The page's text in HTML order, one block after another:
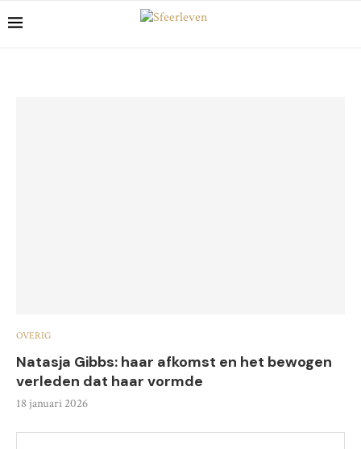
OVERIG
Natasja Gibbs: haar afkomst en het bewogen
verleden dat haar vormde
18 januari 2026